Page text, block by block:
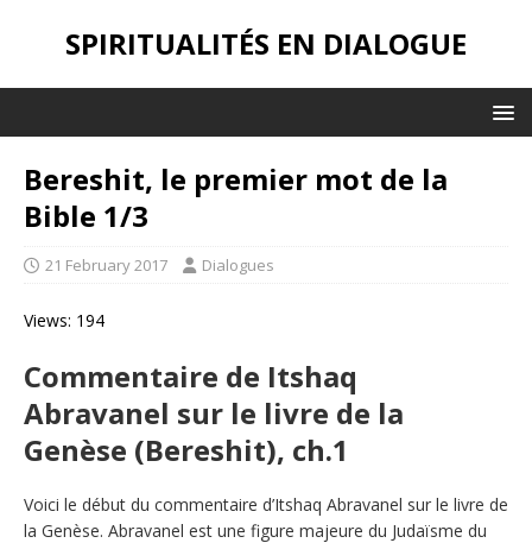
SPIRITUALITÉS EN DIALOGUE
Bereshit, le premier mot de la
Bible 1/3
21 February 2017 Dialogues
Views: 194
Commentaire de Itshaq
Abravanel sur le livre de la
Genèse (Bereshit), ch.1
Voici le début du commentaire d’Itshaq Abravanel sur le livre de
la Genèse. Abravanel est une figure majeure du Judaïsme du